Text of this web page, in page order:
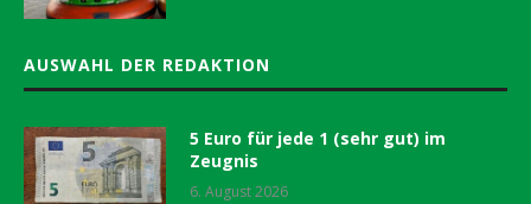
AUSWAHL DER REDAKTION
5 Euro für jede 1 (sehr gut) im
Zeugnis
6. August 2026